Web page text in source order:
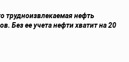
трудноизвлекаемая нефть
Без ее учета нефти хватит на 20